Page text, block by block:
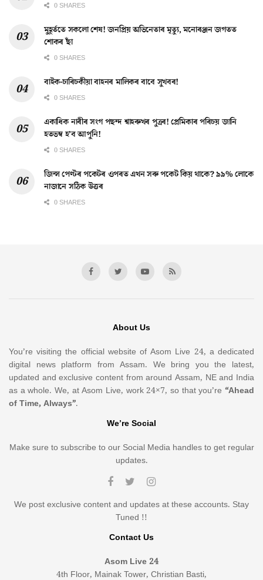
0 SHARES
মুহূৰ্ততে সকলো শেষ! জনপ্ৰিয় অভিনেতাৰ মৃত্যু, মনোৰঞ্জন জগতত
শোকৰ ছাঁ
0 SHARES
বাইক-চাৰিচকীয়া বাহনৰ মালিকৰ বাবে সুখবৰ!
0 SHARES
একাধিক নাৰীৰ সংগ পছন্দ শ্বাহৰুখৰ পুত্ৰৰ! প্ৰেমিকাৰ পৰিচয় জানি
হতভম্ব হ’ব আপুনি!
0 SHARES
জিন্স পেণ্টৰ পকেটৰ ওপৰত এখন সৰু পকেট কিয় থাকে? ৯৯% লোকে
নাজানে সঠিক উত্তৰ
0 SHARES
About Us
You’re visiting the official website of Asom Live 24, a dedicated
digital news platform from Assam. We bring you the latest,
updated and exclusive content from around Assam, NE and India
as a whole. We, at Asom Live, work 24×7, so that you’re “Ahead
of Time, Always”.
We’re Social
Make sure to subscribe to our Social Media handles to get regular
updates.
We post exclusive content and updates at these accounts. Stay
Tuned !!
Contact Us
Asom Live 24
4th Floor, Mainak Tower, Christian Basti,